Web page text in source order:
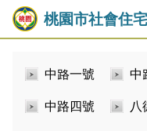
桃園市社會住
中路一號 中
中路四號 八